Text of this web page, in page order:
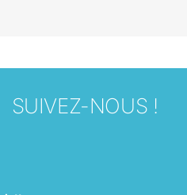
SUIVEZ-NOUS !